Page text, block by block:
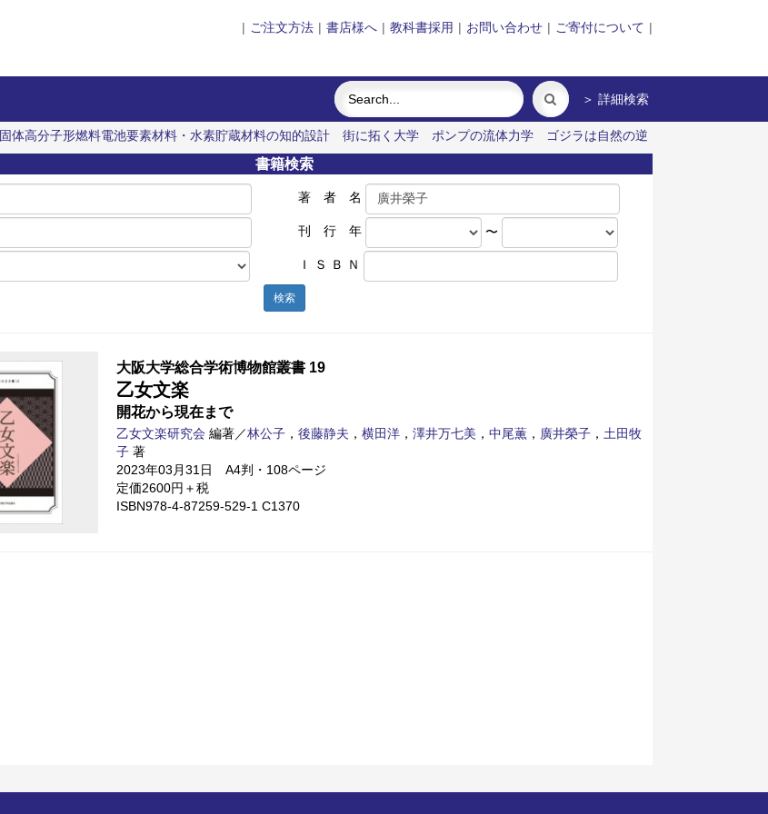
| ご注文方法 | 書店様へ | 教科書採用 | お問い合わせ | ご寄付について |
＞ 詳細検索
固体高分子形燃料電池要素材料・水素貯蔵材料の知的設計 街に拓く大学 ポンプの流体力学
ゴジラは自然の逆
書籍検索
著 者 名
刊 行 年 〜
Ｉ Ｓ Ｂ Ｎ
検索
大阪大学総合学術博物館叢書 19
乙女文楽
開花から現在まで
乙女文楽研究会 編著／林公子 ， 後藤静夫 ， 横田洋 ， 澤井万七美 ， 中尾薫 ， 廣井榮子 ， 土田牧
子 著
2023年03月31日 A4判・108ページ
定価2600円＋税
ISBN978-4-87259-529-1 C1370